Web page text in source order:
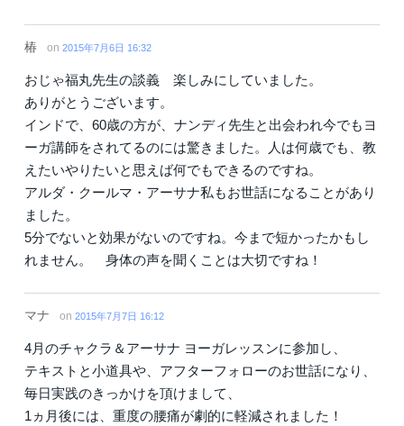
椿 on 2015年7月6日 16:32
おじゃ福丸先生の談義 楽しみにしていました。
ありがとうございます。
インドで、60歳の方が、ナンディ先生と出会われ今でもヨ
ーガ講師をされてるのには驚きました。人は何歳でも、教
えたいやりたいと思えば何でもできるのですね。
アルダ・クールマ・アーサナ私もお世話になることがあり
ました。
5分でないと効果がないのですね。今まで短かったかもし
れません。 身体の声を聞くことは大切ですね！
マナ on 2015年7月7日 16:12
4月のチャクラ＆アーサナ ヨーガレッスンに参加し、
テキストと小道具や、アフターフォローのお世話になり、
毎日実践のきっかけを頂けまして、
1ヵ月後には、重度の腰痛が劇的に軽減されました！